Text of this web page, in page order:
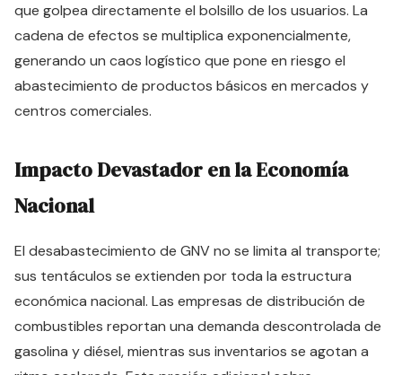
que golpea directamente el bolsillo de los usuarios. La
cadena de efectos se multiplica exponencialmente,
generando un caos logístico que pone en riesgo el
abastecimiento de productos básicos en mercados y
centros comerciales.
Impacto Devastador en la Economía
Nacional
El desabastecimiento de GNV no se limita al transporte;
sus tentáculos se extienden por toda la estructura
económica nacional. Las empresas de distribución de
combustibles reportan una demanda descontrolada de
gasolina y diésel, mientras sus inventarios se agotan a